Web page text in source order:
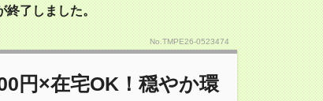
終了しました。
No.TMPE26-0523474
円×在宅OK！穏やか環